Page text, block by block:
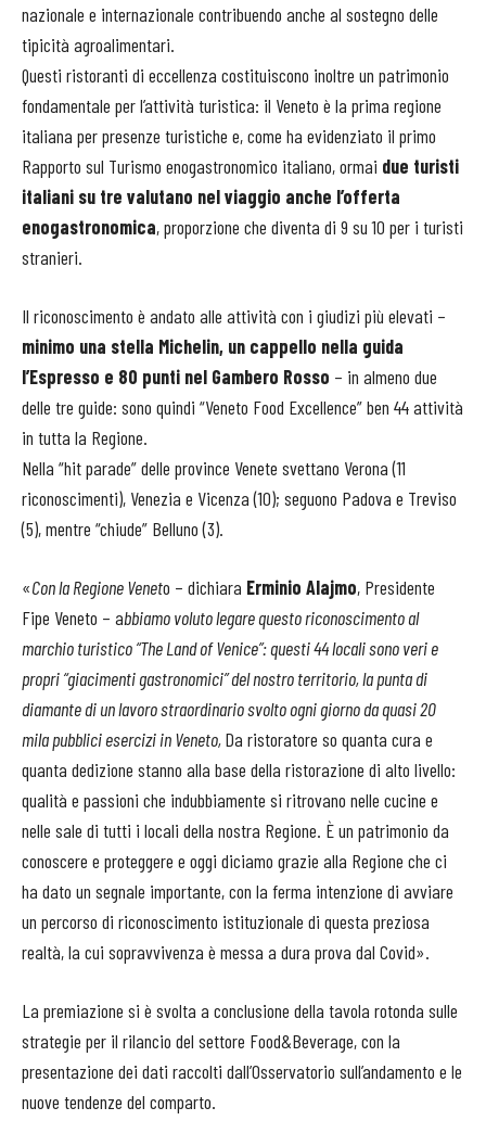
nazionale e internazionale contribuendo anche al sostegno delle
tipicità agroalimentari.
Questi ristoranti di eccellenza costituiscono inoltre un patrimonio
fondamentale per l’attività turistica: il Veneto è la prima regione
italiana per presenze turistiche e, come ha evidenziato il primo
Rapporto sul Turismo enogastronomico italiano, ormai due turisti
italiani su tre valutano nel viaggio anche l’offerta
enogastronomica, proporzione che diventa di 9 su 10 per i turisti
stranieri.
Il riconoscimento è andato alle attività con i giudizi più elevati –
minimo una stella Michelin, un cappello nella guida
l’Espresso e 80 punti nel Gambero Rosso – in almeno due
delle tre guide: sono quindi “Veneto Food Excellence” ben 44 attività
in tutta la Regione.
Nella “hit parade” delle province Venete svettano Verona (11
riconoscimenti), Venezia e Vicenza (10); seguono Padova e Treviso
(5), mentre “chiude” Belluno (3).
«Con la Regione Veneto – dichiara Erminio Alajmo, Presidente
Fipe Veneto – abbiamo voluto legare questo riconoscimento al
marchio turistico “The Land of Venice”: questi 44 locali sono veri e
propri “giacimenti gastronomici” del nostro territorio, la punta di
diamante di un lavoro straordinario svolto ogni giorno da quasi 20
mila pubblici esercizi in Veneto,Da ristoratore so quanta cura e
quanta dedizione stanno alla base della ristorazione di alto livello:
qualità e passioni che indubbiamente si ritrovano nelle cucine e
nelle sale di tutti i locali della nostra Regione. È un patrimonio da
conoscere e proteggere e oggi diciamo grazie alla Regione che ci
ha dato un segnale importante, con la ferma intenzione di avviare
un percorso di riconoscimento istituzionale di questa preziosa
realtà, la cui sopravvivenza è messa a dura prova dal Covid».
La premiazione si è svolta a conclusione della tavola rotonda sulle
strategie per il rilancio del settore Food&Beverage, con la
presentazione dei dati raccolti dall’Osservatorio sull’andamento e le
nuove tendenze del comparto.